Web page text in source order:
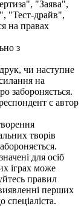
"Заява",
"Тест-драйв",
на правах
з
чи наступне
на
забороняється.
є автор
творів
для осіб
іграх може
правил
перших
спеціаліста.